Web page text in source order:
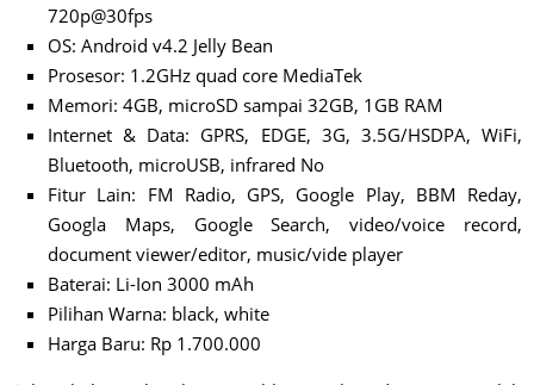
720p@30fps
OS: Android v4.2 Jelly Bean
Prosesor: 1.2GHz quad core MediaTek
Memori: 4GB, microSD sampai 32GB, 1GB RAM
Internet & Data: GPRS, EDGE, 3G, 3.5G/HSDPA, WiFi,
Bluetooth, microUSB, infrared No
Fitur Lain: FM Radio, GPS, Google Play, BBM Reday,
Googla Maps, Google Search, video/voice record,
document viewer/editor, music/vide player
Baterai: Li-Ion 3000 mAh
Pilihan Warna: black, white
Harga Baru: Rp 1.700.000